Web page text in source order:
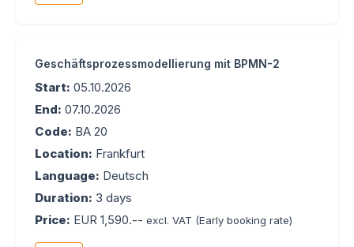
Geschäftsprozessmodellierung mit BPMN-2
Start: 05.10.2026
End: 07.10.2026
Code: BA 20
Location: Frankfurt
Language: Deutsch
Duration: 3 days
Price: EUR 1,590.-- excl. VAT (Early booking rate)